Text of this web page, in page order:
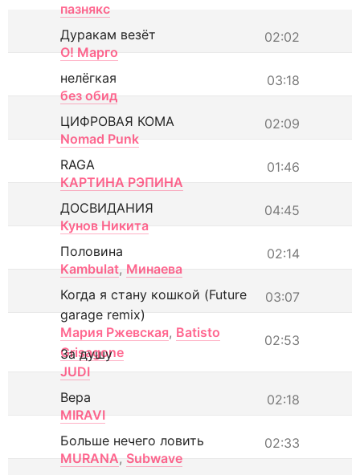
пазнякс
02:02
Дуракам везёт
О! Марго
03:18
нелёгкая
без обид
02:09
ЦИФРОВАЯ КОМА
Nomad Punk
01:46
RAGA
КАРТИНА РЭПИНА
04:45
ДОСВИДАНИЯ
Кунов Никита
02:14
Половина
Kambulat, Минаева
03:07
Когда я стану кошкой (Future
garage remix)
Мария Ржевская, Batisto
Grisagone
02:53
За душу
JUDI
02:18
Вера
MIRAVI
02:33
Больше нечего ловить
MURANA, Subwave